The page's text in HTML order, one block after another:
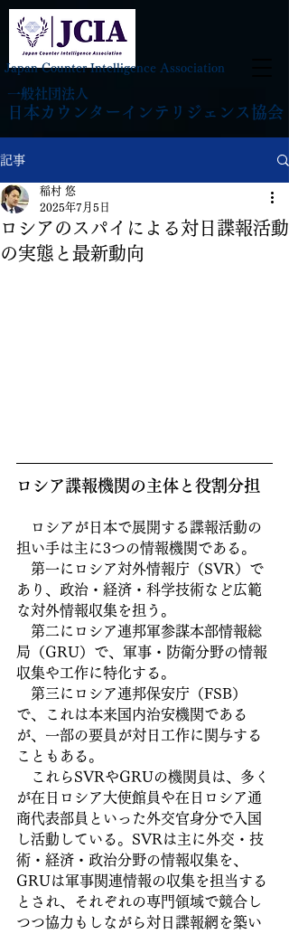
日本カウンターインテリジェンス協会
Japan Counter Intelligence Association
一般社団法人
記事
ロシアのスパイによる対日諜報活動
の実態と最新動向
稲村 悠
2025年7月5日
ロシア諜報機関の主体と役割分担
ロシアが日本で展開する諜報活動の
担い手は主に3つの情報機関である。
第一にロシア対外情報庁（SVR）で
あり、政治・経済・科学技術など広範
な対外情報収集を担う。
第二にロシア連邦軍参謀本部情報総
局（GRU）で、軍事・防衛分野の情報
収集や工作に特化する。
第三にロシア連邦保安庁（FSB）
で、これは本来国内治安機関である
が、一部の要員が対日工作に関与する
こともある。
これらSVRやGRUの機関員は、多く
が在日ロシア大使館員や在日ロシア通
商代表部員といった外交官身分で入国
し活動している。SVRは主に外交・技
術・経済・政治分野の情報収集を、
GRUは軍事関連情報の収集を担当する
とされ、それぞれの専門領域で競合し
つつ協力もしながら対日諜報網を築い